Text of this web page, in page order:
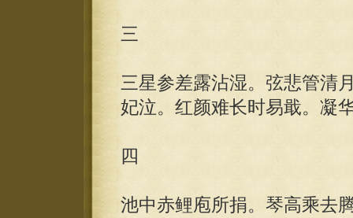
三
三星参差露沾湿。弦悲管清
妃泣。红颜难长时易戢。凝
四
池中赤鲤庖所捐。琴高乘去